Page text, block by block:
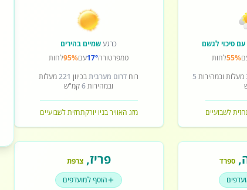
סיכוי לגשם
55%לחות
מעלות ובמהירות 5
לשבועיים
כרגעשמיים בהירים
טמפרטורה17°עם95%לחות
רוח דרום מערביתבכיוון 221מעלות
ובמהירות6קמ"ש
מזג האוויר בניו יורקתחזית לשבועיים
,ספרד
פריז,צרפת
הוסף למועדפים